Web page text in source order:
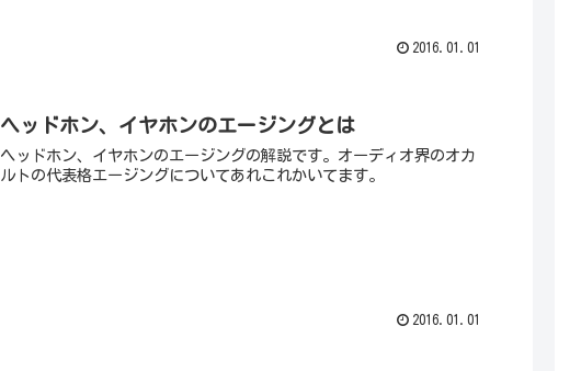
2016.01.01
ヘッドホン、イヤホンのエージングとは
ヘッドホン、イヤホンのエージングの解説です。オーディオ界のオカ
ルトの代表格エージングについてあれこれかいてます。
2016.01.01